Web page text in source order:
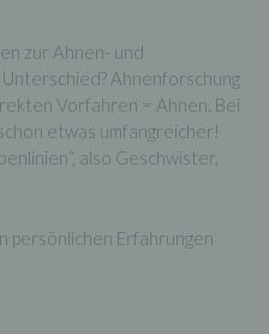
zur Ahnen- und
Ahnenforschung
Vorfahren = Ahnen. Bei
etwas umfangreicher!
also Geschwister,
persönlichen Erfahrungen